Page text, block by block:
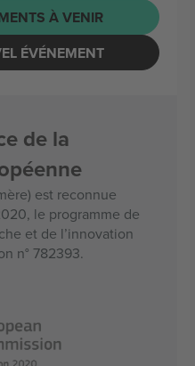
À VENIR
ÉVÉNEMENT
de la
est reconnue
le programme de
et de l’innovation
n° 782393.